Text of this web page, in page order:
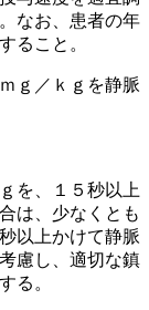
なお、患者の年
ること。
ｇ／ｋｇを静脈
を、１５秒以上
は、少なくとも
以上かけて静脈
慮し、適切な鎮
る。